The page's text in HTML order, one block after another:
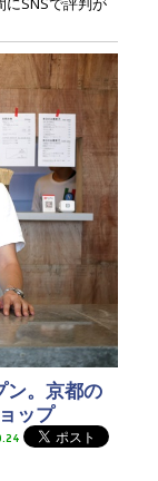
ン。京都の
ップ